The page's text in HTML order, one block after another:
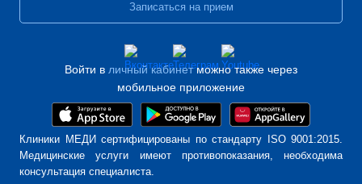
Записаться на прием
Клиники МЕДИ сертифицированы по стандарту ISO 9001:2015.
Медицинские услуги имеют противопоказания, необходима
консультация специалиста.
Войти в личный кабинетможно также через
мобильное приложение